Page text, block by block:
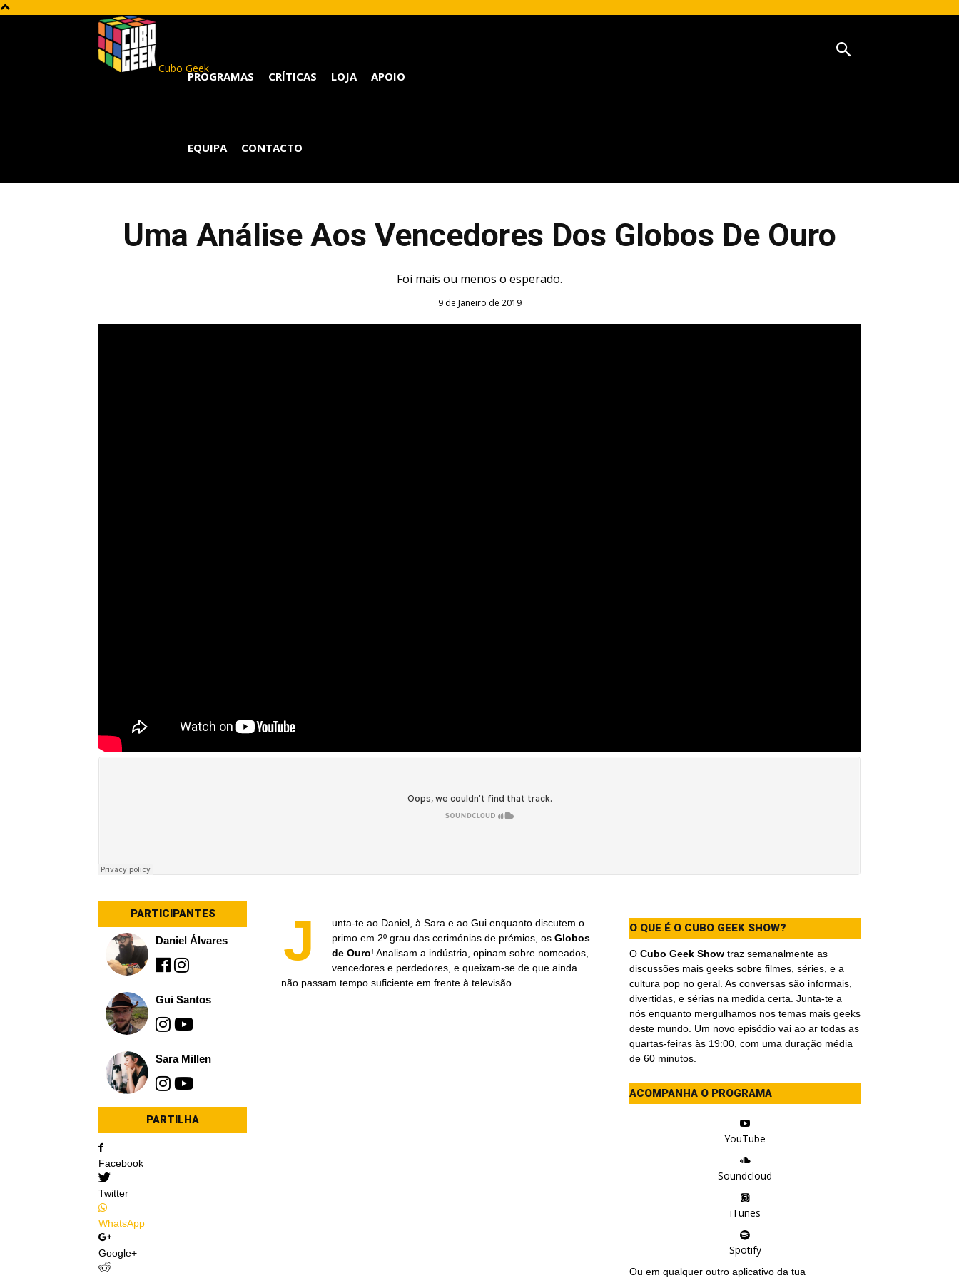
Cubo Geek
PROGRAMAS CRÍTICAS LOJA APOIO
EQUIPA CONTACTO
Uma Análise Aos Vencedores Dos Globos De Ouro
Foi mais ou menos o esperado.
9 de Janeiro de 2019
PARTICIPANTES
Daniel Álvares
Gui Santos
Sara Millen
PARTILHA
Facebook
Twitter
WhatsApp
Google+
J
unta-te ao Daniel, à Sara e ao Gui enquanto discutem o
primo em 2º grau das cerimónias de prémios, os Globos
de Ouro! Analisam a indústria, opinam sobre nomeados,
vencedores e perdedores, e queixam-se de que ainda
não passam tempo suficiente em frente à televisão.
O QUE É O CUBO GEEK SHOW?
O Cubo Geek Show traz semanalmente as
discussões mais geeks sobre filmes, séries, e a
cultura pop no geral. As conversas são informais,
divertidas, e sérias na medida certa. Junta-te a
nós enquanto mergulhamos nos temas mais geeks
deste mundo. Um novo episódio vai ao ar todas as
quartas-feiras às 19:00, com uma duração média
de 60 minutos.
ACOMPANHA O PROGRAMA
YouTube
Soundcloud
iTunes
Spotify
Ou em qualquer outro aplicativo da tua